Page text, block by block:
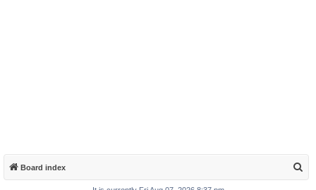
Board index